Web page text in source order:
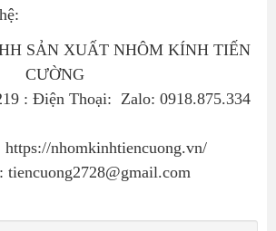
SẢN XUẤT NHÔM KÍNH TIẾN
CƯỜNG
: Điện Thoại: Zalo: 0918.875.334
https://nhomkinhtiencuong.vn/
tiencuong2728@gmail.com